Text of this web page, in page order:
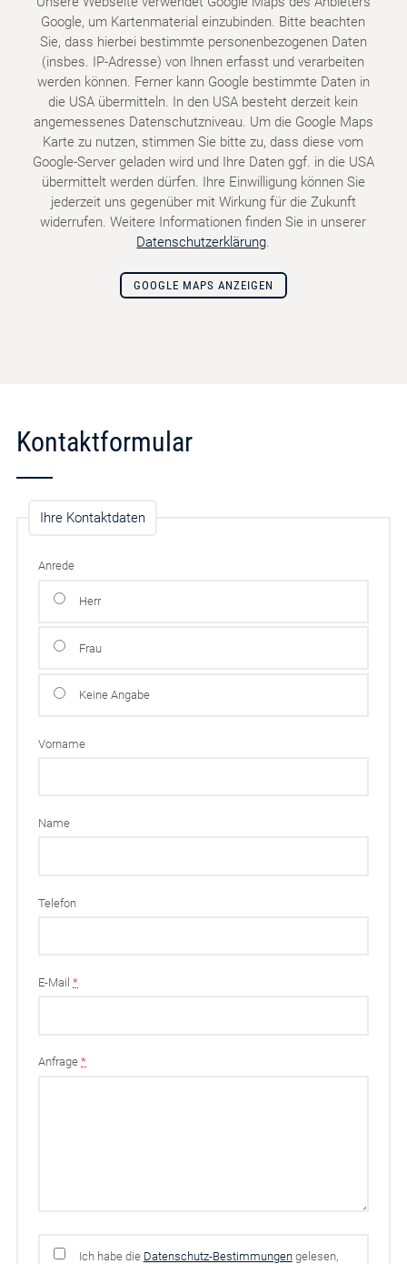
Google, um Kartenmaterial einzubinden. Bitte beachten
Sie, dass hierbei bestimmte personenbezogenen Daten
(insbes. IP-Adresse) von Ihnen erfasst und verarbeiten
werden können. Ferner kann Google bestimmte Daten in
die USA übermitteln. In den USA besteht derzeit kein
angemessenes Datenschutzniveau. Um die Google Maps
Karte zu nutzen, stimmen Sie bitte zu, dass diese vom
Google-Server geladen wird und Ihre Daten ggf. in die USA
übermittelt werden dürfen. Ihre Einwilligung können Sie
jederzeit uns gegenüber mit Wirkung für die Zukunft
widerrufen. Weitere Informationen finden Sie in unserer
Datenschutzerklärung.
GOOGLE MAPS ANZEIGEN
Kontaktformular
Ihre Kontaktdaten
Anrede
Herr
Frau
Keine Angabe
Vorname
Name
Telefon
E-Mail*
Anfrage*
Ich habe die Datenschutz-Bestimmungengelesen,